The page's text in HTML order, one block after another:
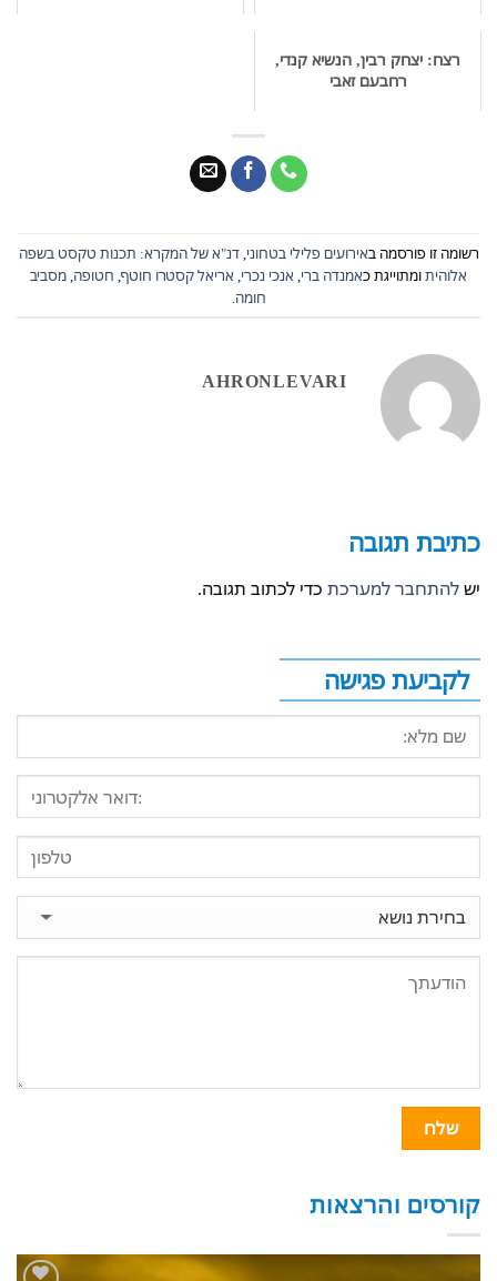
רצח: יצחק רבין, הנשיא קנדי,
רחבעם זאבי
רשומה זו פורסמה באירועים פלילי בטחוני,דנ"א של המקרא: תכנות טקסט בשפה
אלוהיתומתוייגת כאמנדה ברי, אנכי נכרי, אריאל קסטרו חוטף, חטופה,מסביב
חומה.
AHRONLEVARI
כתיבת תגובה
ישלהתחבר למערכת כדי לכתוב תגובה.
לקביעת פגישה
קורסים והרצאות